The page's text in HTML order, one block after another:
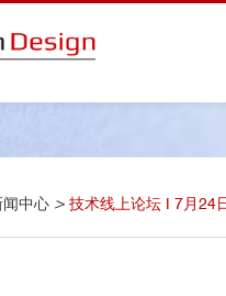
闻中心 > 技术线上论坛 I 7月24